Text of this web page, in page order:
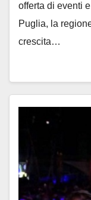
offerta di eventi
Puglia, la
crescita…